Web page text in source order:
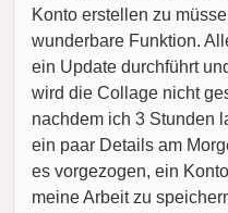
Konto erstellen zu
wunderbare Funktion.
ein Update durchführt
wird die Collage nicht
nachdem ich 3 Stunden
ein paar Details am
es vorgezogen, ein
meine Arbeit zu